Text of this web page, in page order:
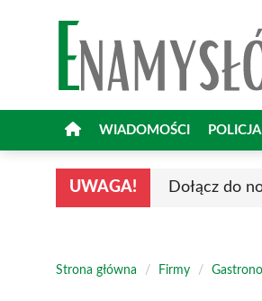
WIADOMOŚCI POLICJA
UWAGA! Dołącz do
Strona główna / Firmy /